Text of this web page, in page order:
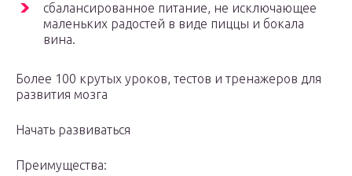
сбалансированное питание, не исключающее
маленьких радостей в виде пиццы и бокала
вина.
Более 100 крутых уроков, тестов и тренажеров для
развития мозга
Начать развиваться
Преимущества: